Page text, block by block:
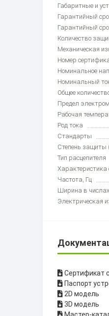
Габаритные и
Гарантийный
Гарантийный
Количество
Механическая
Номер
Номинальное
Номинальный
Общее
Предел
Рабочая
Род тока
Стандарты
Степень защиты
Тип расцепителя
Частота, Гц
Ширина в
Электрическая
Cертификат
Паспорт
2D модель
3D модель
Мастер-